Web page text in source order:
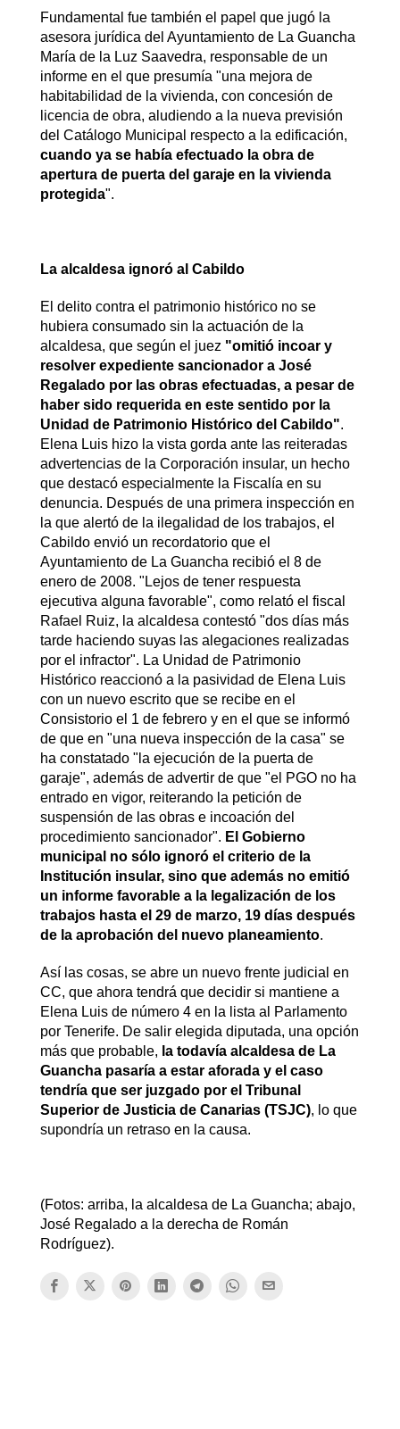
Fundamental fue también el papel que jugó la
asesora jurídica del Ayuntamiento de La Guancha
María de la Luz Saavedra, responsable de un
informe en el que presumía "una mejora de
habitabilidad de la vivienda, con concesión de
licencia de obra, aludiendo a la nueva previsión
del Catálogo Municipal respecto a la edificación,
cuando ya se había efectuado la obra de
apertura de puerta del garaje en la vivienda
protegida".
La alcaldesa ignoró al Cabildo
El delito contra el patrimonio histórico no se
hubiera consumado sin la actuación de la
alcaldesa, que según el juez "omitió incoar y
resolver expediente sancionador a José
Regalado por las obras efectuadas, a pesar de
haber sido requerida en este sentido por la
Unidad de Patrimonio Histórico del Cabildo".
Elena Luis hizo la vista gorda ante las reiteradas
advertencias de la Corporación insular, un hecho
que destacó especialmente la Fiscalía en su
denuncia. Después de una primera inspección en
la que alertó de la ilegalidad de los trabajos, el
Cabildo envió un recordatorio que el
Ayuntamiento de La Guancha recibió el 8 de
enero de 2008. "Lejos de tener respuesta
ejecutiva alguna favorable", como relató el fiscal
Rafael Ruiz, la alcaldesa contestó "dos días más
tarde haciendo suyas las alegaciones realizadas
por el infractor". La Unidad de Patrimonio
Histórico reaccionó a la pasividad de Elena Luis
con un nuevo escrito que se recibe en el
Consistorio el 1 de febrero y en el que se informó
de que en "una nueva inspección de la casa" se
ha constatado "la ejecución de la puerta de
garaje", además de advertir de que "el PGO no ha
entrado en vigor, reiterando la petición de
suspensión de las obras e incoación del
procedimiento sancionador". El Gobierno
municipal no sólo ignoró el criterio de la
Institución insular, sino que además no emitió
un informe favorable a la legalización de los
trabajos hasta el 29 de marzo, 19 días después
de la aprobación del nuevo planeamiento.
Así las cosas, se abre un nuevo frente judicial en
CC, que ahora tendrá que decidir si mantiene a
Elena Luis de número 4 en la lista al Parlamento
por Tenerife. De salir elegida diputada, una opción
más que probable, la todavía alcaldesa de La
Guancha pasaría a estar aforada y el caso
tendría que ser juzgado por el Tribunal
Superior de Justicia de Canarias (TSJC), lo que
supondría un retraso en la causa.
(Fotos: arriba, la alcaldesa de La Guancha; abajo,
José Regalado a la derecha de Román
Rodríguez).